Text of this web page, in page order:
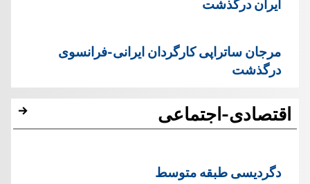
مرجان ساتراپی کارگردان ایرانی-فرانسوی
درگذشت
اقتصادی-اجتماعی
دگردیسی طبقه متوسط